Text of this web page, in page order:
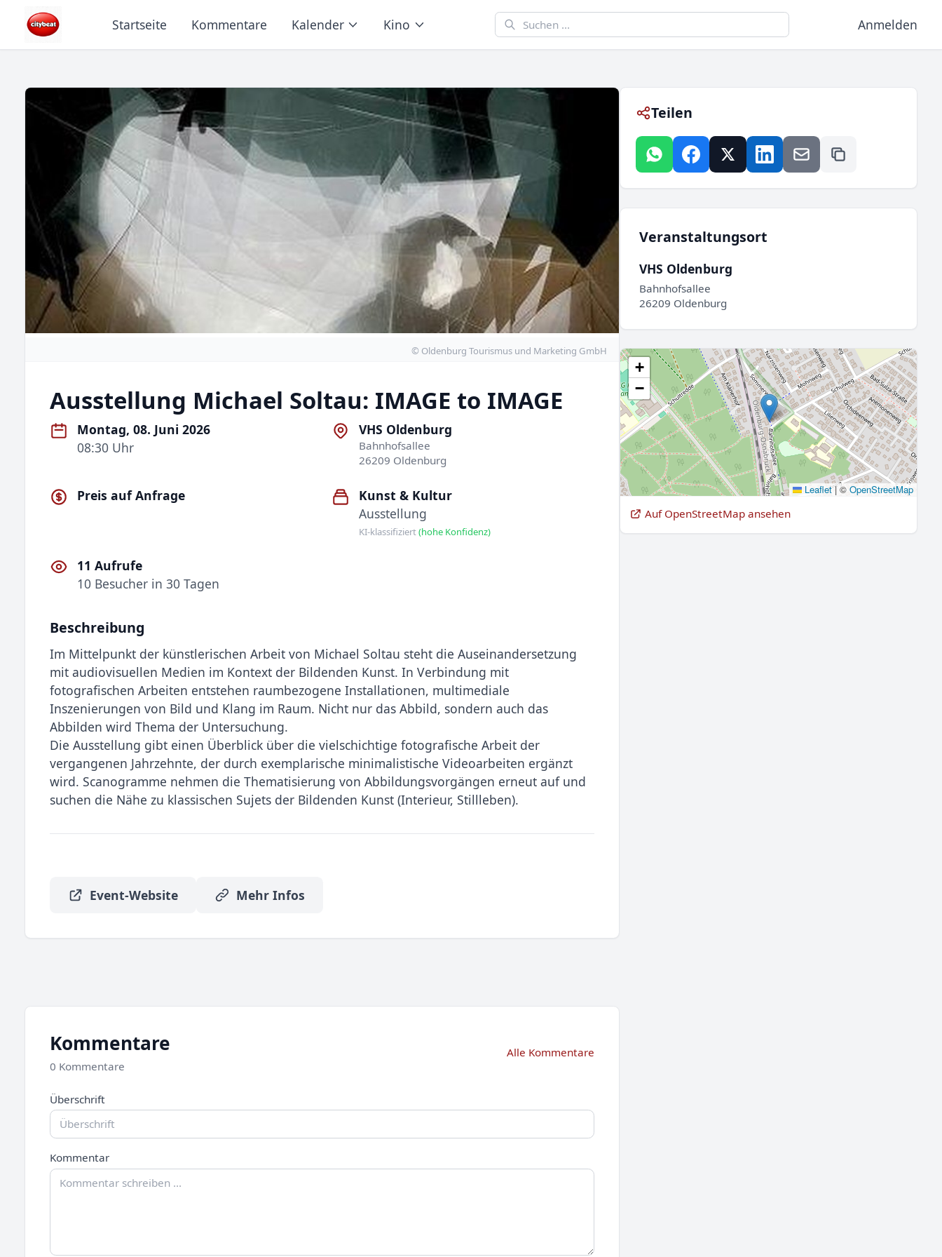
Startseite Kommentare Kalender Kino Anmelden
© Oldenburg Tourismus und Marketing GmbH
Ausstellung Michael Soltau: IMAGE to IMAGE
Montag, 08. Juni 2026
08:30 Uhr
VHS Oldenburg
Bahnhofsallee
26209 Oldenburg
Preis auf Anfrage
Kunst & Kultur
Ausstellung
KI-klassifiziert(hohe Konfidenz)
11 Aufrufe
10 Besucher in 30 Tagen
Beschreibung
Im Mittelpunkt der künstlerischen Arbeit von Michael Soltau steht die Auseinandersetzung
mit audiovisuellen Medien im Kontext der Bildenden Kunst. In Verbindung mit
fotografischen Arbeiten entstehen raumbezogene Installationen, multimediale
Inszenierungen von Bild und Klang im Raum. Nicht nur das Abbild, sondern auch das
Abbilden wird Thema der Untersuchung.
Die Ausstellung gibt einen Überblick über die vielschichtige fotografische Arbeit der
vergangenen Jahrzehnte, der durch exemplarische minimalistische Videoarbeiten ergänzt
wird. Scanogramme nehmen die Thematisierung von Abbildungsvorgängen erneut auf und
suchen die Nähe zu klassischen Sujets der Bildenden Kunst (Interieur, Stillleben).
Event-Website Mehr Infos
Teilen
Veranstaltungsort
VHS Oldenburg
Bahnhofsallee
26209 Oldenburg
+
−
Leaflet |© OpenStreetMap
Auf OpenStreetMap ansehen
Kommentare
0 Kommentare
Alle Kommentare
Überschrift
Kommentar